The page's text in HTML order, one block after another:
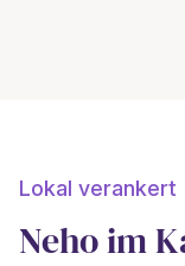
Lokal verankert
Neho im